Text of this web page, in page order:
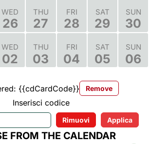
WED
26
THU
27
FRI
28
SAT
29
SUN
30
WED
02
THU
03
FRI
04
SAT
05
SUN
06
{{cdCardCode}} Remove
Inserisci codice
FROM THE CALENDAR